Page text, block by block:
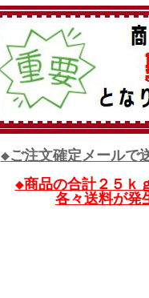
◆ご注文確定メールで
◆商品の合計２５ｋ
各々送料が発